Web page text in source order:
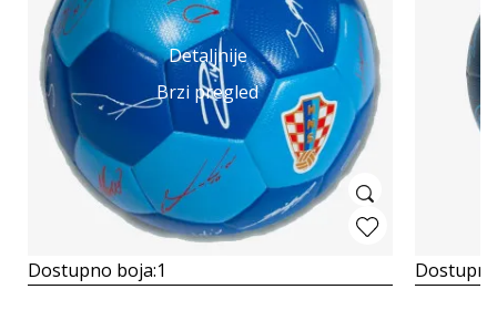
Detaljnije
Brzi pregled
Dostupno boja:1